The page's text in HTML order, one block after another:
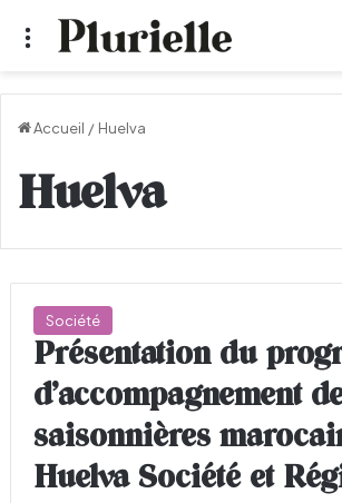
Menu
Accueil / Huelva
Huelva
Société
Présentation du
d’accompagnement
saisonnières
Huelva Société et